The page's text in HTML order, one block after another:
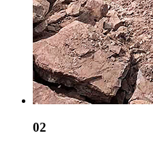
02